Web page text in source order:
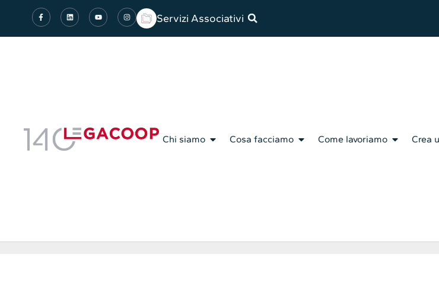
Servizi Associativi
Chi siamo Cosa facciamo Come lavoriamo Crea